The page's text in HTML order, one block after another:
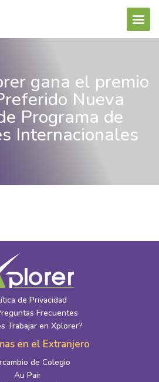
gana el premio
Nueva
Programa de
Internacionales
de Privacidad
Frecuentes
Trabajar en Xplorer?
en el Extranjero
de Colegio
Au Pair